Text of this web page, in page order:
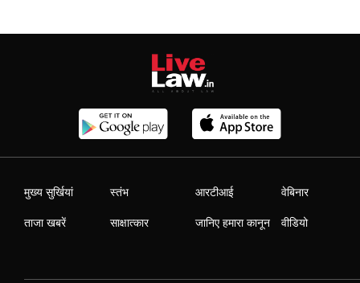
मुख्य सुर्खियां
ताजा खबरें
स्तंभ
साक्षात्कार
आरटीआई
जानिए हमारा कानून
वेबिनार
वीडियो